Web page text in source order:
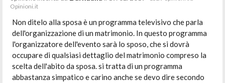
Opinioni.it
Non ditelo alla sposa è un programma televisivo che parla
dell'organizzazione di un matrimonio. In questo programma
l'organizzatore dell'evento sarà lo sposo, che si dovrà
occupare di qualsiasi dettaglio del matrimonio compreso la
scelta dell'abito da sposa. si tratta di un programma
abbastanza simpatico e carino anche se devo dire secondo